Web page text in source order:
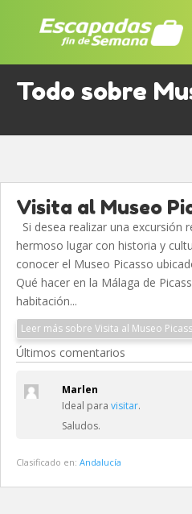
Todo sobre
Visita al Museo
Si desea realizar una excursión
hermoso lugar con historia y
conocer el Museo Picasso
Qué hacer en la Málaga de
habitación...
Leer más sobre Visita al Museo
Últimos comentarios
Marlen
Ideal para visitar.
Saludos.
Clasificado en: Andalucía